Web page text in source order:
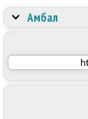
Амбал